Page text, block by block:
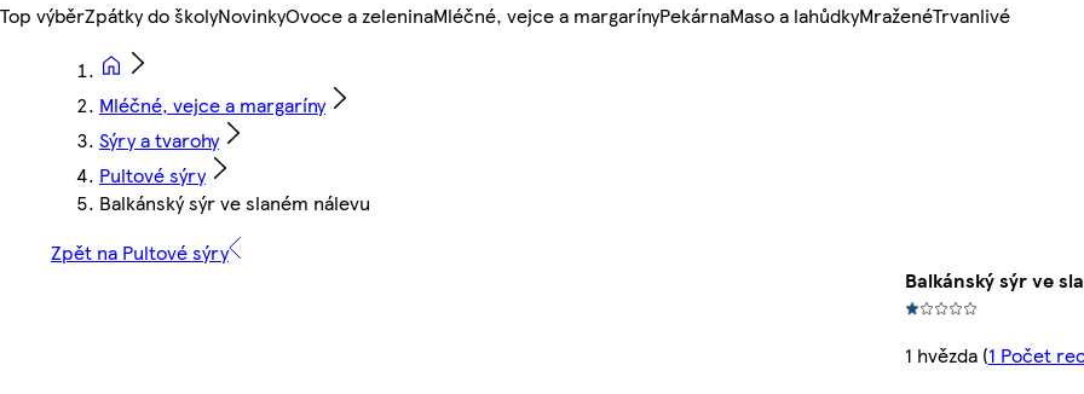
Top výběrZpátky do školyNovinkyOvoce a zeleninaMléčné, vejce a margarínyPekárnaMaso a lahůdkyMraženéTrvanlivé
Mléčné, vejce a margaríny
Sýry a tvarohy
Pultové sýry
Balkánský sýr ve slaném nálevu
Zpět na Pultové sýry
Balkánský sýr ve
1 hvězda(1 Počet